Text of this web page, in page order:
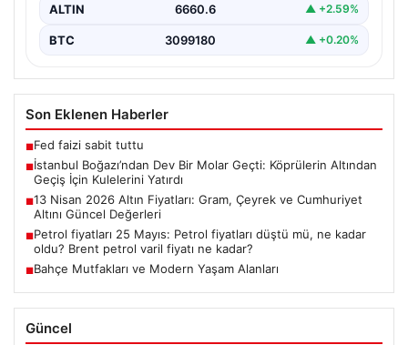
ALTIN 6660.6 ▲ +2.59%
BTC 3099180 ▲ +0.20%
Son Eklenen Haberler
■Fed faizi sabit tuttu
■İstanbul Boğazı’ndan Dev Bir Molar Geçti: Köprülerin Altından
Geçiş İçin Kulelerini Yatırdı
■13 Nisan 2026 Altın Fiyatları: Gram, Çeyrek ve Cumhuriyet
Altını Güncel Değerleri
■Petrol fiyatları 25 Mayıs: Petrol fiyatları düştü mü, ne kadar
oldu? Brent petrol varil fiyatı ne kadar?
■Bahçe Mutfakları ve Modern Yaşam Alanları
Güncel